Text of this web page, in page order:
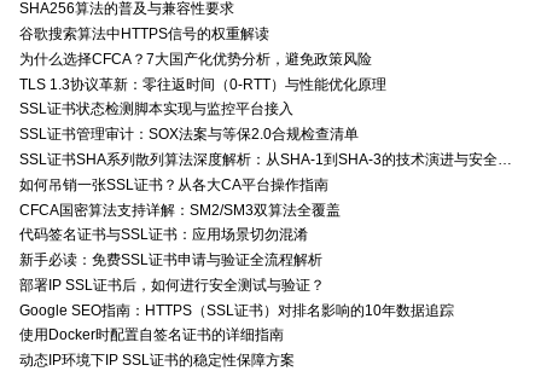
SHA256算法的普及与兼容性要求
谷歌搜索算法中HTTPS信号的权重解读
为什么选择CFCA？7大国产化优势分析，避免政策风险
TLS 1.3协议革新：零往返时间（0-RTT）与性能优化原理
SSL证书状态检测脚本实现与监控平台接入
SSL证书管理审计：SOX法案与等保2.0合规检查清单
SSL证书SHA系列散列算法深度解析：从SHA-1到SHA-3的技术演进与安全特性
如何吊销一张SSL证书？从各大CA平台操作指南
CFCA国密算法支持详解：SM2/SM3双算法全覆盖
代码签名证书与SSL证书：应用场景切勿混淆
新手必读：免费SSL证书申请与验证全流程解析
部署IP SSL证书后，如何进行安全测试与验证？
Google SEO指南：HTTPS（SSL证书）对排名影响的10年数据追踪
使用Docker时配置自签名证书的详细指南
动态IP环境下IP SSL证书的稳定性保障方案